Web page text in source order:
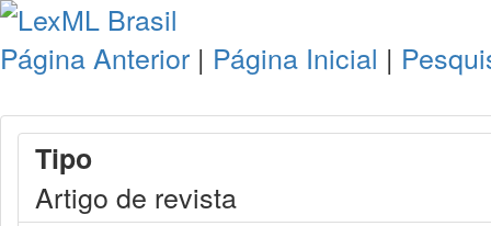
Página Anterior | Página Inicial |
Tipo
Artigo de revista